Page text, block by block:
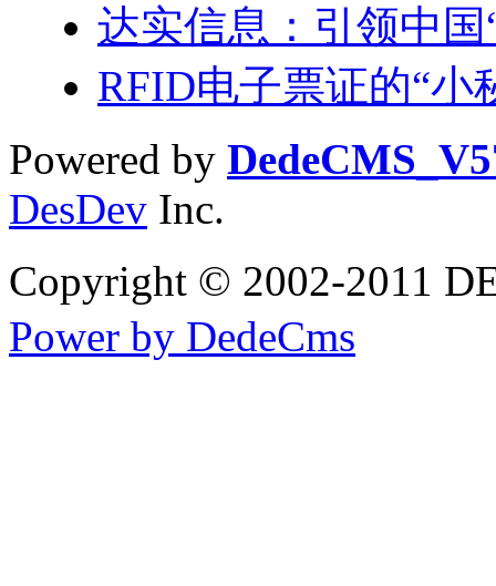
达实信息：引领中国
RFID电子票证的“小
Powered by
DesDev Inc.
Copyright © 2002-2011
Power by DedeCms